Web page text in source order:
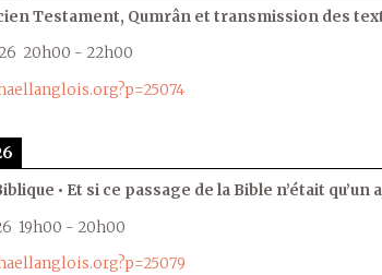
Testament, Qumrân et transmission des
20h00 - 22h00
• Et si ce passage de la Bible n’était qu’un
19h00 - 20h00